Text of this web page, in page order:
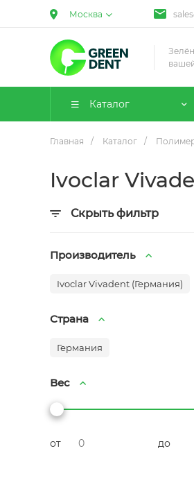
Москва
Каталог
Главная / Каталог /
Ivoclar
Скрыть фильтр
Производитель
Ivoclar Vivadent (Германия)
Страна
Германия
Вес
от до